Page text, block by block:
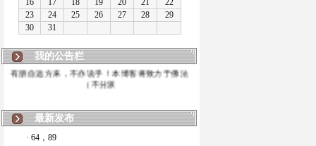
我的公告栏
有朋自远方来，不亦说乎！本博客将致力于佛法
（不分派
最新发布
· 64，89